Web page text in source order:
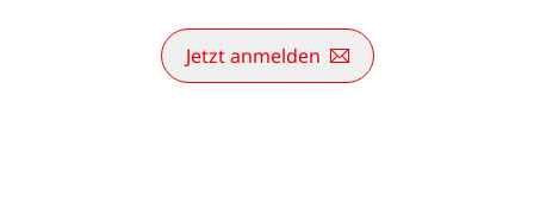
Jetzt anmelden